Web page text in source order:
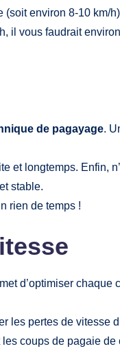
environ 8-10 km/
il vous faudrait
de pagayage.
et longtemps. Enfin,
stable.
rien de temps !
d’optimiser chaque
les pertes de vitesse
coups de pagaie de